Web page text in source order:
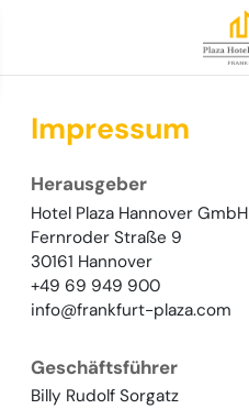
Impressum
Herausgeber
Hotel Plaza Hannover GmbH
Fernroder Straße 9
30161 Hannover
+49 69 949 900
info@frankfurt-plaza.com
Geschäftsführer
Billy Rudolf Sorgatz